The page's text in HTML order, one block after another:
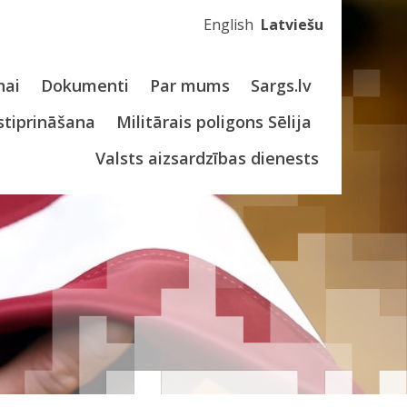
English Latviešu
Dokumenti Par mums
Sargs.lv
Militārais poligons Sēlija
Valsts aizsardzības dienests